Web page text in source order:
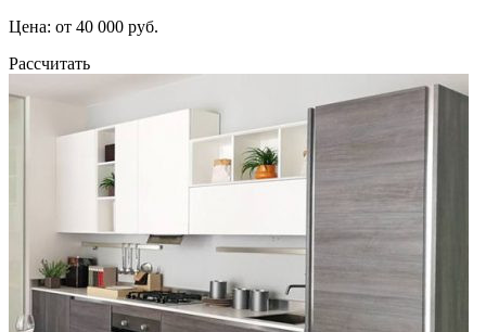
Цена: от 40 000 руб.
Рассчитать